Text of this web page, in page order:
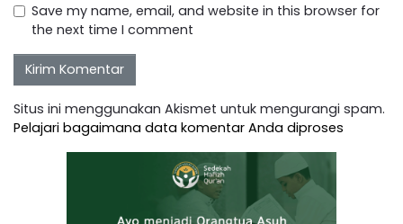
Save my name, email, and website in this browser for
the next time I comment
Situs ini menggunakan Akismet untuk mengurangi spam.
Pelajari bagaimana data komentar Anda diproses